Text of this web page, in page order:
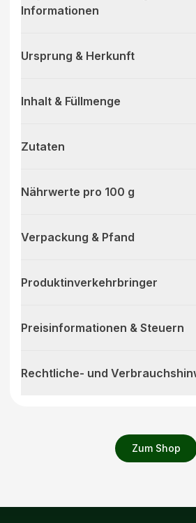
Zum Shop
Informationen
Ursprung & Herkunft
Inhalt & Füllmenge
Zutaten
Nährwerte pro 100 g
Verpackung & Pfand
Produktinverkehrbringer
Preisinformationen & Steuern
Rechtliche- und